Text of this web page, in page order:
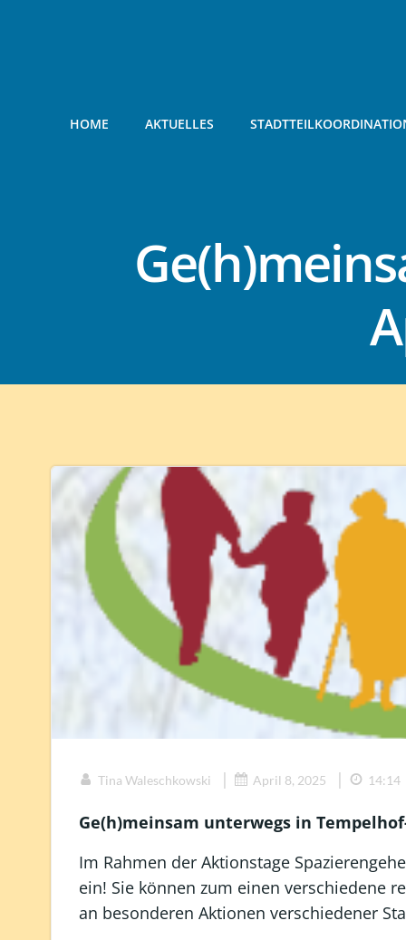
HOME AKTUELLES
Tina Waleschkowski | April 8, 2025 | 14:14
Ge(h)meinsam unterwegs in
Im Rahmen der Aktionstage
ein! Sie können zum einen verschiedene
an besonderen Aktionen verschiedener